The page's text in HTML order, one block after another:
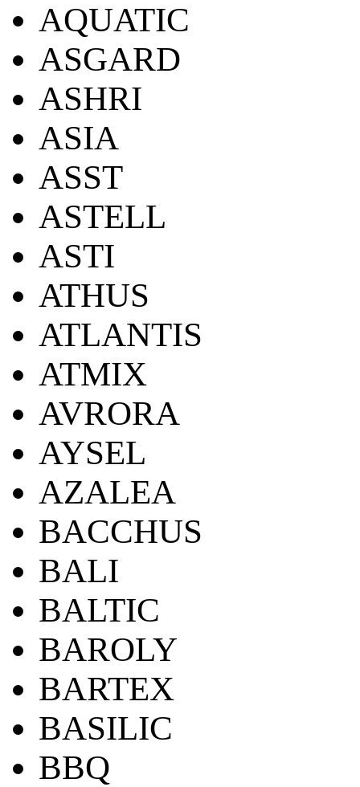
AQUATIC
ASGARD
ASHRI
ASIA
ASST
ASTELL
ASTI
ATHUS
ATLANTIS
ATMIX
AVRORA
AYSEL
AZALEA
BACCHUS
BALI
BALTIC
BAROLY
BARTEX
BASILIC
BBQ